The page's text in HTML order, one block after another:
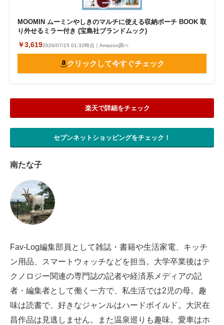
エレクトロニクス専門サイト
MOOMIN ムーミンやしきのマルチに使える収納ポーチ BOOK 取
り外せるミラー付き (宝島社ブランドムック)
￥3,6192026/07/15 01:32時点｜Amazon調べ
クリックして今すぐチェック
楽天で詳細をチェック
セブンネットショッピングをチェック！
南たな子
Fav-Log編集部員として雑誌・書籍や生活家電、キッチ
ン用品、スマートウォッチなどを担当。大学卒業後はテ
クノロジー関連の専門誌の記者や経済系メディアの記
者・編集者として働く一方で、私生活では2児の母。趣
味は読書で、好きなジャンルはハードボイルド。大沢在
昌作品は見逃しません。また温泉巡りも趣味。愛車はホ